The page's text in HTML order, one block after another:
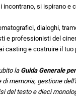
incontrano, si ispirano e
dialoghi,
e professionisti del
casting e costruire il tuo
la Guida Generale
memoria, gestione
del testo e dieci